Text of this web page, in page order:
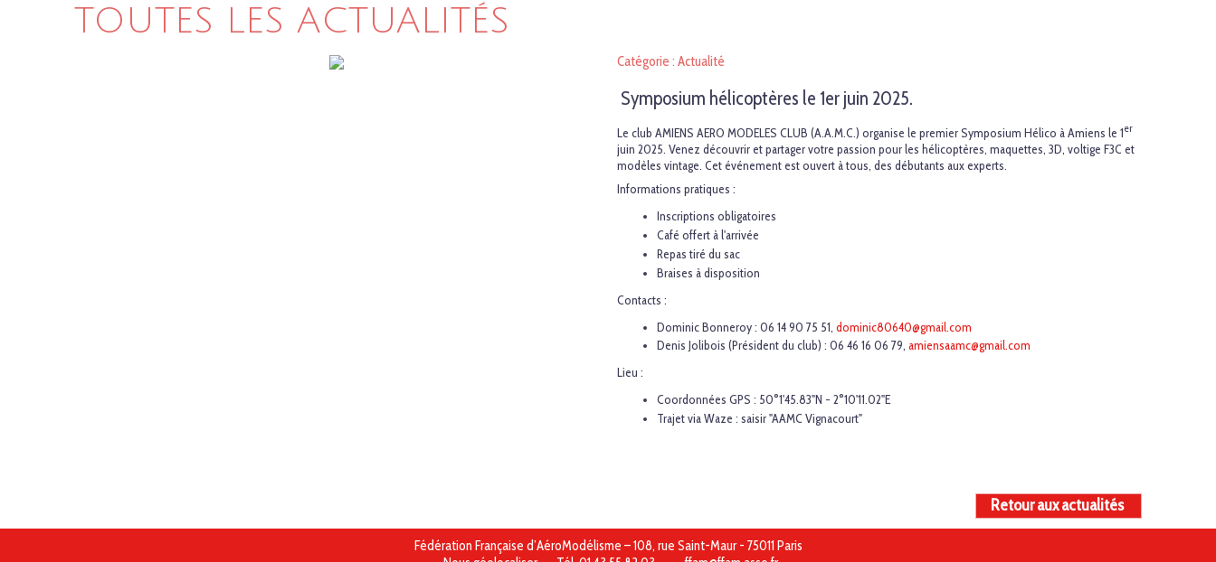
TOUTES LES ACTUALITÉS
Catégorie : Actualité
Symposium hélicoptères le 1er juin 2025.
Le club AMIENS AERO MODELES CLUB (A.A.M.C.) organise le premier Symposium Hélico à Amiens le 1er
juin 2025. Venez découvrir et partager votre passion pour les hélicoptères, maquettes, 3D, voltige F3C et
modèles vintage. Cet événement est ouvert à tous, des débutants aux experts.
Informations pratiques :
Inscriptions obligatoires
Café offert à l'arrivée
Repas tiré du sac
Braises à disposition
Contacts :
Dominic Bonneroy : 06 14 90 75 51, dominic80640@gmail.com
Denis Jolibois (Président du club) : 06 46 16 06 79, amiensaamc@gmail.com
Lieu :
Coordonnées GPS : 50°1'45.83"N - 2°10'11.02"E
Trajet via Waze : saisir "AAMC Vignacourt"
Retour aux actualités
Fédération Française d’AéroModélisme – 108, rue Saint-Maur - 75011 Paris